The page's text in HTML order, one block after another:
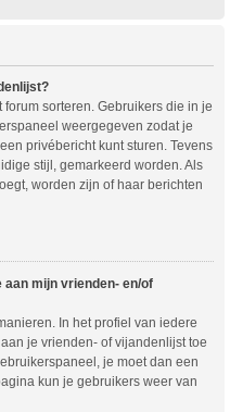
sorteren. Gebruikers die in je
weergegeven zodat je
privébericht kunt sturen. Tevens
stijl, gemarkeerd worden. Als
worden zijn of haar berichten
mijn vrienden- en/of
In het profiel van iedere
je vrienden- of vijandenlijst toe
je moet dan een
kun je gebruikers weer van